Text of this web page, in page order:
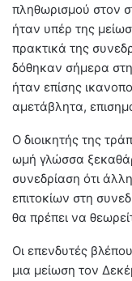
πληθωρισμού στον
ήταν υπέρ της
πρακτικά της
δόθηκαν σήμερα
ήταν επίσης
αμετάβλητα,
Ο διοικητής της
ωμή γλώσσα
συνεδρίαση ότι
επιτοκίων στη
θα πρέπει να
Οι επενδυτές
μια μείωση τον